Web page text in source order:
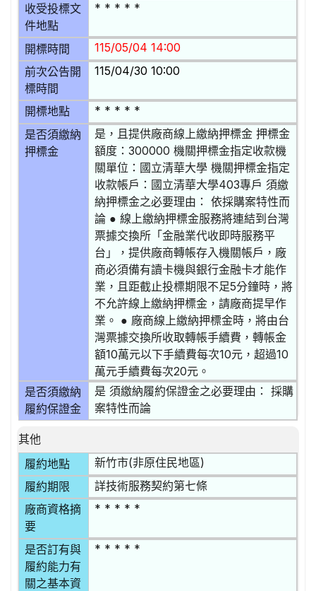
收受投標文
件地點
* * * * *
開標時間 115/05/04 14:00
前次公告開
標時間
115/04/30 10:00
開標地點 * * * * *
是否須繳納
押標金
是，且提供廠商線上繳納押標金 押標金
額度：300000 機關押標金指定收款機
關單位：國立清華大學 機關押標金指定
收款帳戶：國立清華大學403專戶 須繳
納押標金之必要理由： 依採購案特性而
論 ● 線上繳納押標金服務將連結到台灣
票據交換所「金融業代收即時服務平
台」，提供廠商轉帳存入機關帳戶，廠
商必須備有讀卡機與銀行金融卡才能作
業，且距截止投標期限不足5分鐘時，將
不允許線上繳納押標金，請廠商提早作
業。 ● 廠商線上繳納押標金時，將由台
灣票據交換所收取轉帳手續費，轉帳金
額10萬元以下手續費每次10元，超過10
萬元手續費每次20元。
是否須繳納
履約保證金
是 須繳納履約保證金之必要理由： 採購
案特性而論
其他
履約地點
新竹市(非原住民地區)
履約期限 詳技術服務契約第七條
廠商資格摘
要
* * * * *
是否訂有與
履約能力有
關之基本資
* * * * *